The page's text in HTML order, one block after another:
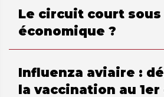
Le circuit court
économique ?
Influenza aviaire :
la vaccination au